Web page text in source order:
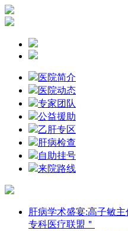
医院简介
医院动态
专家团队
公益援助
乙肝专区
肝病检查
自助挂号
来院路线
肝病学术盛宴:高子敏
专科医疗联盟＂